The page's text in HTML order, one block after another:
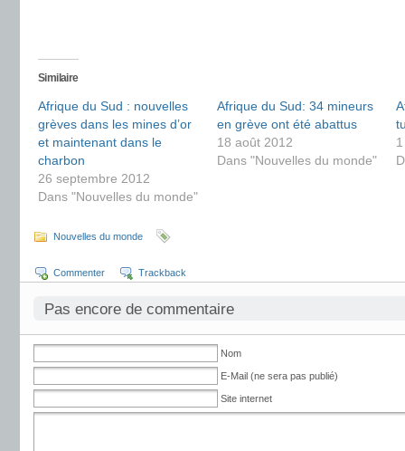
Similaire
Afrique du Sud : nouvelles
grèves dans les mines d’or
et maintenant dans le
charbon
26 septembre 2012
Dans "Nouvelles du monde"
Afrique du Sud: 34 mineurs
en grève ont été abattus
18 août 2012
Dans "Nouvelles du monde"
Nouvelles du monde
Commenter Trackback
Pas encore de commentaire
Nom
E-Mail (ne sera pas publié)
Site internet